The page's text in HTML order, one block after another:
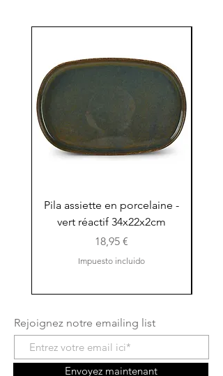
Pila assiette en porcelaine -
vert réactif 34x22x2cm
Precio
18,95 €
Impuesto incluido
Rejoignez notre emailing list
Envoyez maintenant